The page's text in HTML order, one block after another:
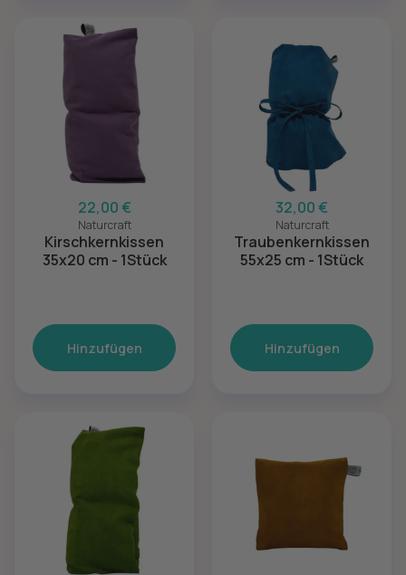
22,00 €
Naturcraft
Kirschkernkissen
35x20 cm - 1Stück
Hinzufügen
32,00 €
Naturcraft
Traubenkernkissen
55x25 cm - 1Stück
Hinzufügen